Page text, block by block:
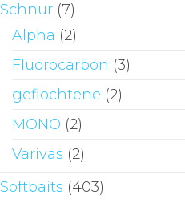
Schnur (7)
Alpha (2)
Fluorocarbon (3)
geflochtene (2)
MONO (2)
Varivas (2)
Softbaits (403)